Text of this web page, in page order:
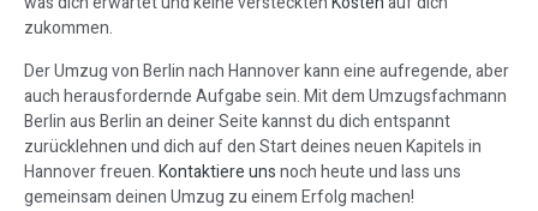
zukommen.
Der Umzug von Berlin nach Hannover kann eine aufregende, aber
auch herausfordernde Aufgabe sein. Mit dem Umzugsfachmann
Berlin aus Berlin an deiner Seite kannst du dich entspannt
zurücklehnen und dich auf den Start deines neuen Kapitels in
Hannover freuen.Kontaktiere unsnoch heute und lass uns
gemeinsam deinen Umzug zu einem Erfolg machen!